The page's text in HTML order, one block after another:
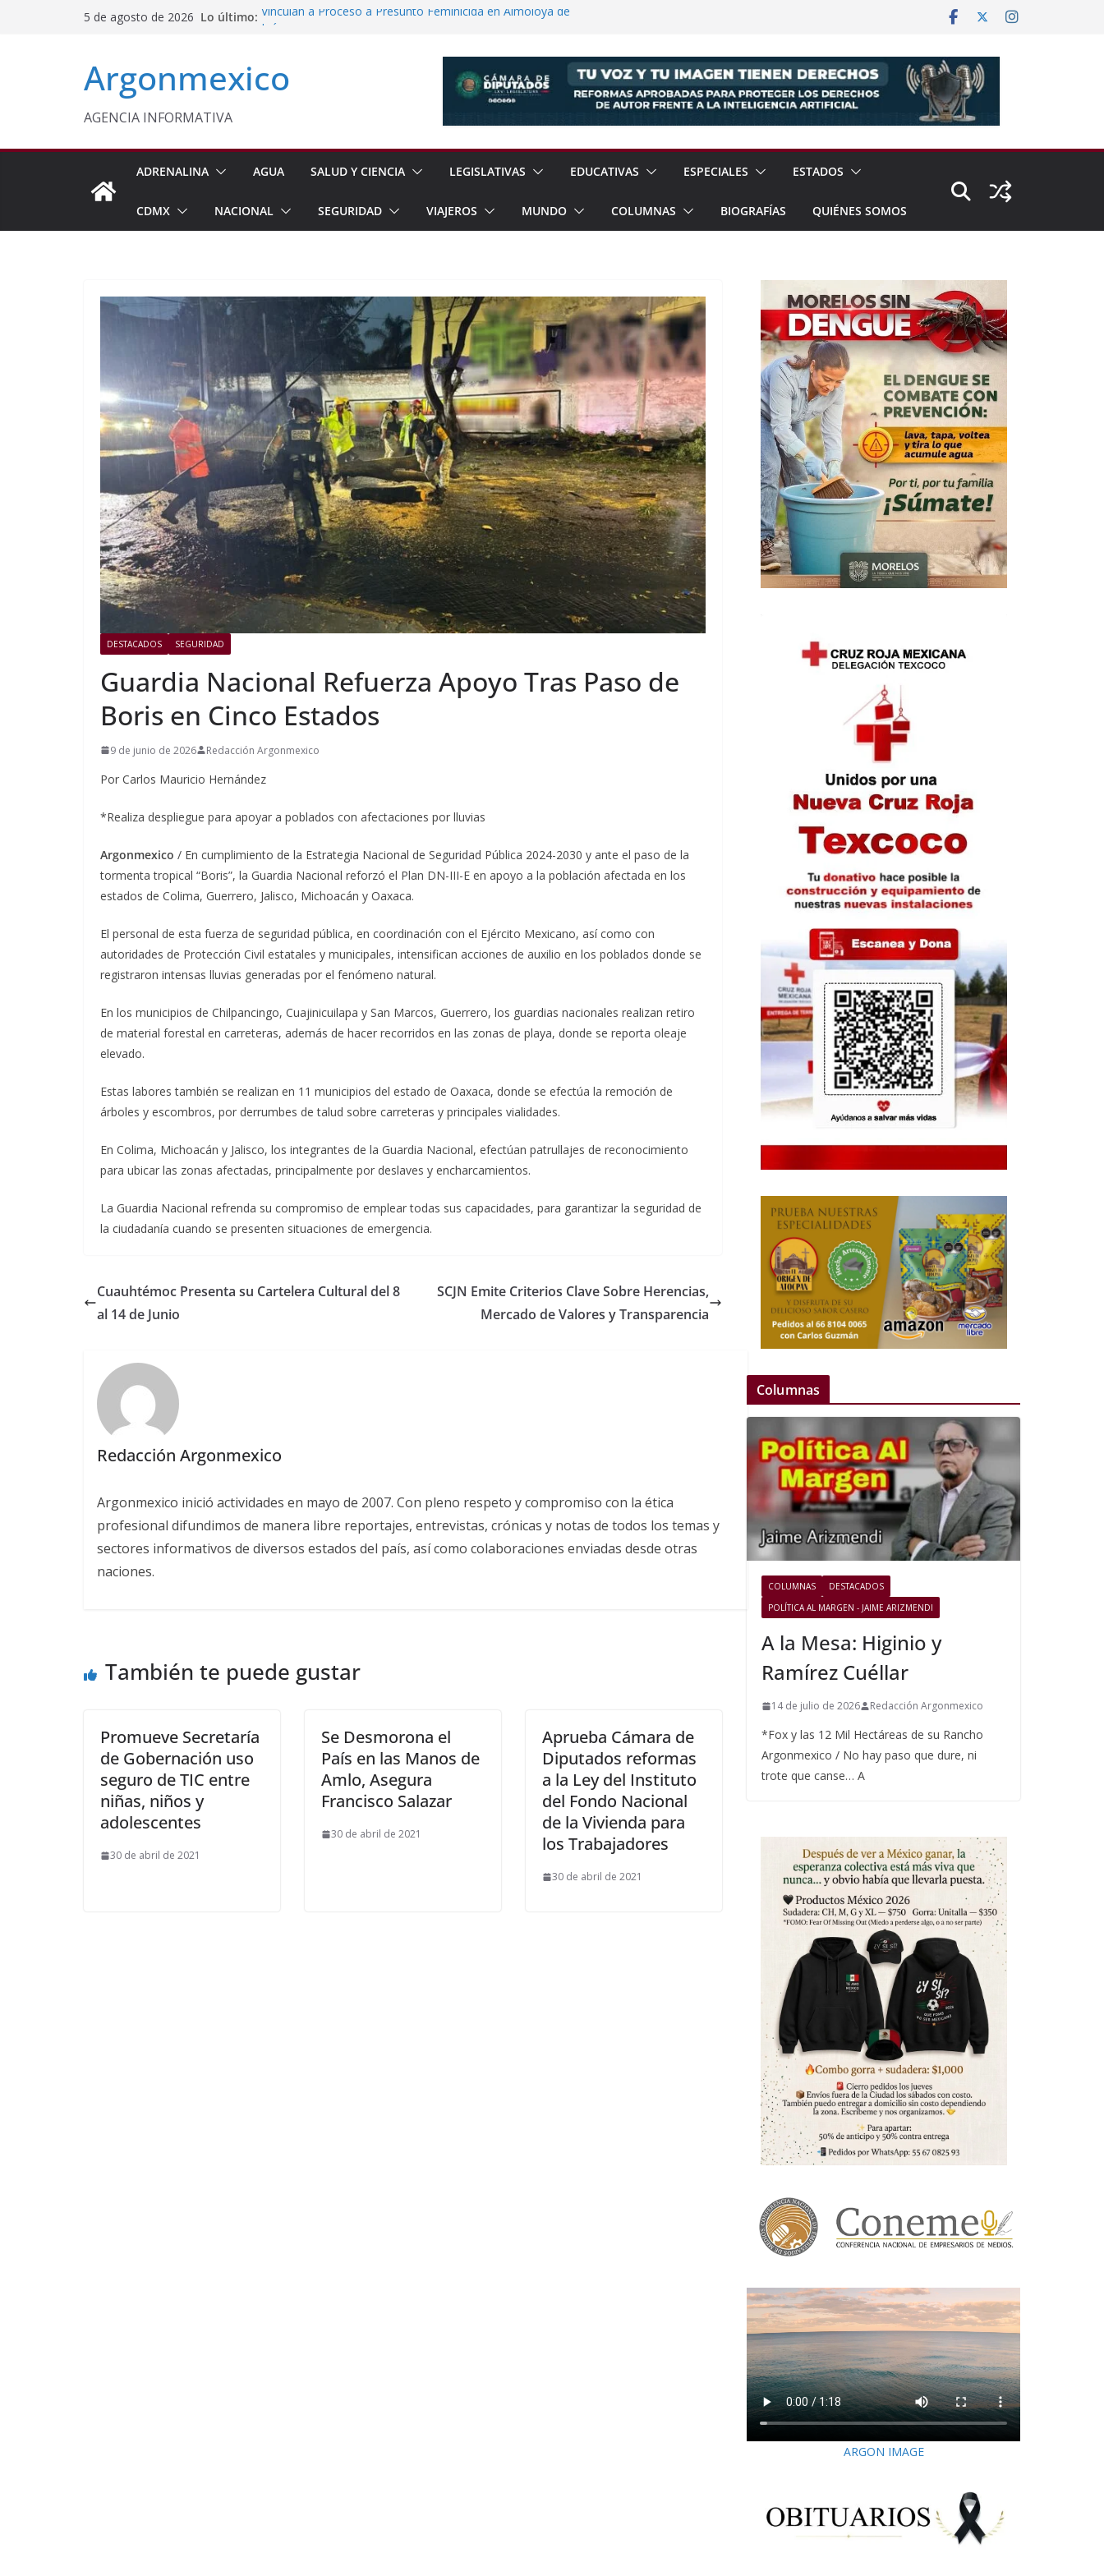
5 de agosto de 2026 Lo último: Vinculan a Proceso a Presunto Feminicida en Almoloya de
Sheinbaum Anuncia Jornada Nacional de Reforestación con
Fiestas de la Vendimia Esperan 90 mil Visitantes en Baja
California
Argonmexico
AGENCIA INFORMATIVA
ADRENALINA AGUA SALUD Y CIENCIA LEGISLATIVAS EDUCATIVAS ESPECIALES ESTADOS
CDMX NACIONAL SEGURIDAD VIAJEROS MUNDO COLUMNAS BIOGRAFÍAS QUIÉNES SOMOS
DESTACADOS SEGURIDAD
Guardia Nacional Refuerza Apoyo Tras Paso de
Boris en Cinco Estados
9 de junio de 2026 Redacción Argonmexico
Por Carlos Mauricio Hernández
*Realiza despliegue para apoyar a poblados con afectaciones por lluvias
Argonmexico / En cumplimiento de la Estrategia Nacional de Seguridad Pública 2024-2030 y ante el paso de la
tormenta tropical “Boris”, la Guardia Nacional reforzó el Plan DN-III-E en apoyo a la población afectada en los
estados de Colima, Guerrero, Jalisco, Michoacán y Oaxaca.
El personal de esta fuerza de seguridad pública, en coordinación con el Ejército Mexicano, así como con
autoridades de Protección Civil estatales y municipales, intensifican acciones de auxilio en los poblados donde se
registraron intensas lluvias generadas por el fenómeno natural.
En los municipios de Chilpancingo, Cuajinicuilapa y San Marcos, Guerrero, los guardias nacionales realizan retiro
de material forestal en carreteras, además de hacer recorridos en las zonas de playa, donde se reporta oleaje
elevado.
Estas labores también se realizan en 11 municipios del estado de Oaxaca, donde se efectúa la remoción de
árboles y escombros, por derrumbes de talud sobre carreteras y principales vialidades.
En Colima, Michoacán y Jalisco, los integrantes de la Guardia Nacional, efectúan patrullajes de reconocimiento
para ubicar las zonas afectadas, principalmente por deslaves y encharcamientos.
La Guardia Nacional refrenda su compromiso de emplear todas sus capacidades, para garantizar la seguridad de
la ciudadanía cuando se presenten situaciones de emergencia.
Cuauhtémoc Presenta su Cartelera Cultural del 8
al 14 de Junio
SCJN Emite Criterios Clave Sobre Herencias,
Mercado de Valores y Transparencia
Redacción Argonmexico
Argonmexico inició actividades en mayo de 2007. Con pleno respeto y compromiso con la ética
profesional difundimos de manera libre reportajes, entrevistas, crónicas y notas de todos los temas y
sectores informativos de diversos estados del país, así como colaboraciones enviadas desde otras
naciones.
También te puede gustar
Promueve Secretaría
de Gobernación uso
seguro de TIC entre
niñas, niños y
adolescentes
30 de abril de 2021
Se Desmorona el
País en las Manos de
Amlo, Asegura
Francisco Salazar
30 de abril de 2021
Aprueba Cámara de
Diputados reformas
a la Ley del Instituto
del Fondo Nacional
de la Vivienda para
los Trabajadores
30 de abril de 2021
Columnas
COLUMNAS
DESTACADOS
POLÍTICA AL MARGEN - JAIME ARIZMENDI
A la Mesa: Higinio y
Ramírez Cuéllar
14 de julio de 2026 Redacción Argonmexico
*Fox y las 12 Mil Hectáreas de su Rancho
Argonmexico / No hay paso que dure, ni
trote que canse… A
ARGON IMAGE